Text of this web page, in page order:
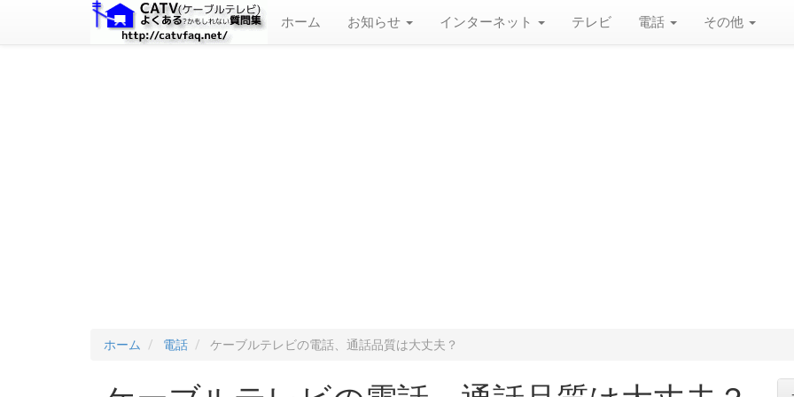
ホーム お知らせ インターネット テレビ 電話 その他
ホーム 電話 ケーブルテレビの電話、通話品質は大丈夫？